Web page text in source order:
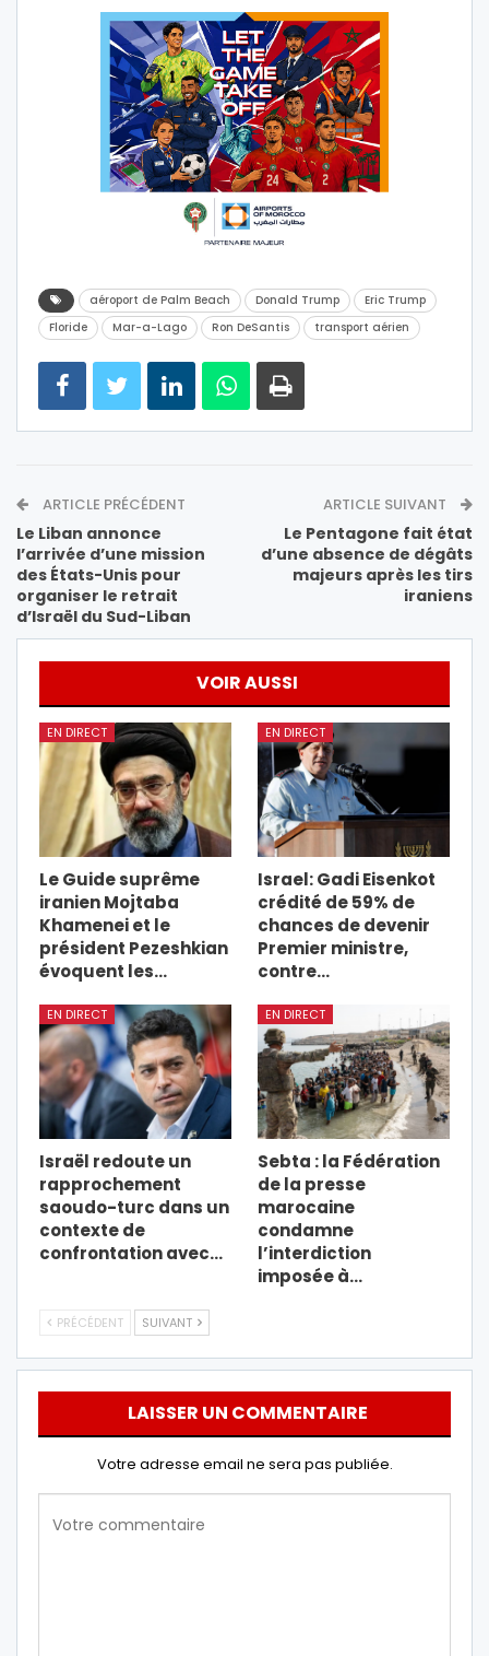
aéroport de Palm Beach Donald Trump
Eric Trump
Floride
Mar-a-Lago Ron DeSantis transport aérien
ARTICLE PRÉCÉDENT
Le Liban annonce
l’arrivée d’une mission
des États-Unis pour
organiser le retrait
d’Israël du Sud-Liban
ARTICLE SUIVANT
Le Pentagone fait état
d’une absence de dégâts
majeurs après les tirs
iraniens
VOIR AUSSI
EN DIRECT
Le Guide suprême
iranien Mojtaba
Khamenei et le
président Pezeshkian
évoquent les…
EN DIRECT
Israel: Gadi Eisenkot
crédité de 59% de
chances de devenir
Premier ministre,
contre…
EN DIRECT
Israël redoute un
rapprochement
saoudo-turc dans un
contexte de
confrontation avec…
EN DIRECT
Sebta : la Fédération
de la presse
marocaine
condamne
l’interdiction
imposée à…
PRÉCÉDENT SUIVANT
LAISSER UN COMMENTAIRE
Votre adresse email ne sera pas publiée.